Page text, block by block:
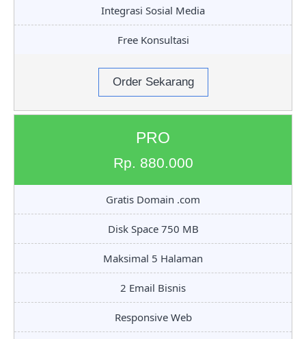
Integrasi Sosial Media
Free Konsultasi
Order Sekarang
PRO
Rp. 880.000
Gratis Domain .com
Disk Space 750 MB
Maksimal 5 Halaman
2 Email Bisnis
Responsive Web